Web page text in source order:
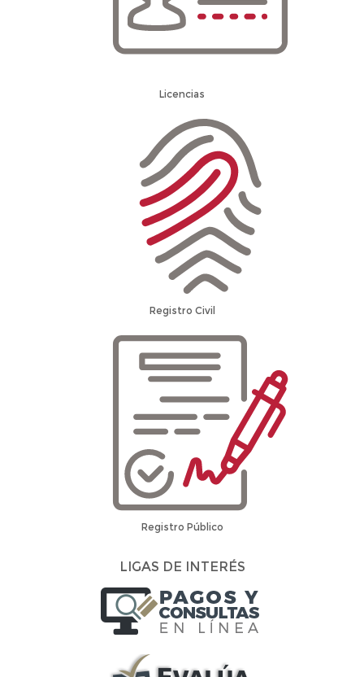
Licencias
Registro Civil
Registro Público
LIGAS DE INTERÉS